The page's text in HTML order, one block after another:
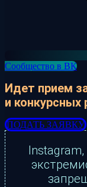
Сообщество в ВК
Идет прием
и конкурсных
ПОДАТЬ ЗАЯВКУ